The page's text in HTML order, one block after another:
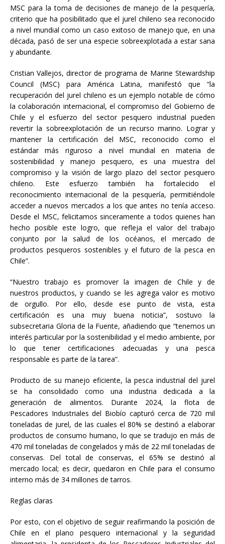
MSC para la toma de decisiones de manejo de la pesquería,
criterio que ha posibilitado que el jurel chileno sea reconocido
a nivel mundial como un caso exitoso de manejo que, en una
década, pasó de ser una especie sobreexplotada a estar sana
y abundante.
Cristian Vallejos, director de programa de Marine Stewardship
Council (MSC) para América Latina, manifestó que “la
recuperación del jurel chileno es un ejemplo notable de cómo
la colaboración internacional, el compromiso del Gobierno de
Chile y el esfuerzo del sector pesquero industrial pueden
revertir la sobreexplotación de un recurso marino. Lograr y
mantener la certificación del MSC, reconocido como el
estándar más riguroso a nivel mundial en materia de
sostenibilidad y manejo pesquero, es una muestra del
compromiso y la visión de largo plazo del sector pesquero
chileno. Este esfuerzo también ha fortalecido el
reconocimiento internacional de la pesquería, permitiéndole
acceder a nuevos mercados a los que antes no tenía acceso.
Desde el MSC, felicitamos sinceramente a todos quienes han
hecho posible este logro, que refleja el valor del trabajo
conjunto por la salud de los océanos, el mercado de
productos pesqueros sostenibles y el futuro de la pesca en
Chile”.
“Nuestro trabajo es promover la imagen de Chile y de
nuestros productos, y cuando se les agrega valor es motivo
de orgullo. Por ello, desde ese punto de vista, esta
certificación es una muy buena noticia”, sostuvo la
subsecretaria Gloria de la Fuente, añadiendo que “tenemos un
interés particular por la sostenibilidad y el medio ambiente, por
lo que tener certificaciones adecuadas y una pesca
responsable es parte de la tarea”.
Producto de su manejo eficiente, la pesca industrial del jurel
se ha consolidado como una industria dedicada a la
generación de alimentos. Durante 2024, la flota de
Pescadores Industriales del Biobío capturó cerca de 720 mil
toneladas de jurel, de las cuales el 80% se destinó a elaborar
productos de consumo humano, lo que se tradujo en más de
470 mil toneladas de congelados y más de 22 mil toneladas de
conservas. Del total de conservas, el 65% se destinó al
mercado local; es decir, quedaron en Chile para el consumo
interno más de 34 millones de tarros.
Reglas claras
Por esto, con el objetivo de seguir reafirmando la posición de
Chile en el plano pesquero internacional y la seguridad